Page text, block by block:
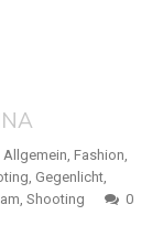
Allgemein Fashion
Gegenlicht,
Shooting
0